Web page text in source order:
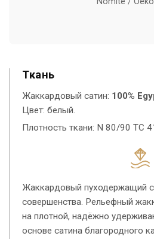
Ткань
Жаккардовый сатин: 100%
Цвет: белый.
Плотность ткани: N 80/90 TC
Жаккардовый пуходержащий
совершенства. Рельефный
на плотной, надёжно
основе сатина благородного